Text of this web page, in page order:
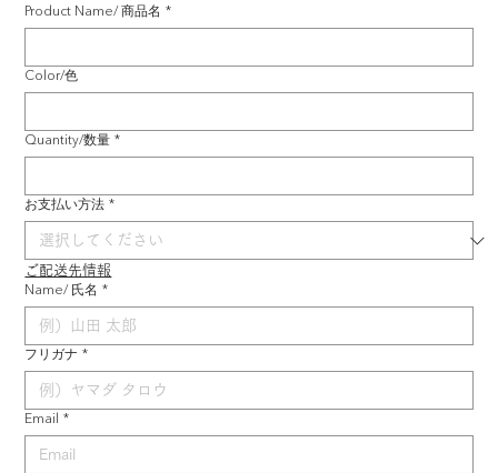
Product Name/ 商品名 *
Color/色
Quantity/数量 *
お支払い方法 *
ご配送先情報
Name/ 氏名 *
フリガナ *
Email *